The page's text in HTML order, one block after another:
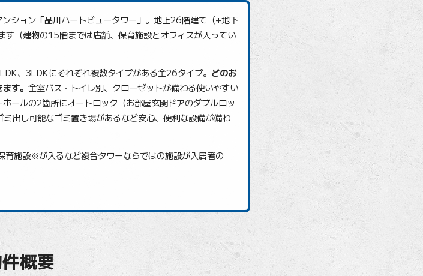
ション「品川ハートビュータワー」。地上26階建て（+地下
（建物の15階までは店舗、保育施設とオフィスが入ってい
、3LDKにそれぞれ複数タイプがある全26タイプ。 どのお
す。 全室バス・トイレ別、クローゼットが備わる使いやすい
ールの2箇所にオートロック（お部屋玄関ドアのダブルロッ
出し可能なゴミ置き場があるなど安心、便利な設備が備わ
施設※が入るなど複合タワーならではの施設が入居者の
概要